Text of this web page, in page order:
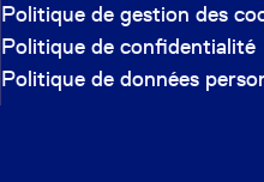
Politique de gestion des
Politique de confidentialité
Politique de données